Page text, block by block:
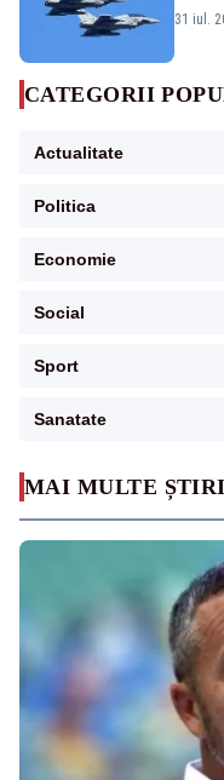
MAI MULTE
31 iul.
CATEGORII
Actualitate
Politica
Economie
Social
Sport
Sanatate